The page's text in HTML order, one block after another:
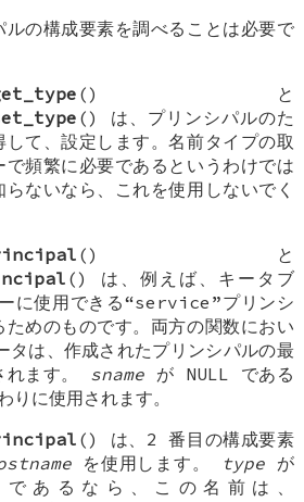
の構成要素を調べることは必要で
() と
() は、プリンシパルのた
て、設定します。名前タイプの取
で頻繁に必要であるというわけでは
ないなら、これを使用しないでく
() と
() は、例えば、キータブ
に使用できる“service”プリンシ
めのものです。両方の関数におい
タは、作成されたプリンシパルの最
れます。 sname が NULL である
に使用されます。
() は、2 番目の構成要素
を使用します。 typeが
であるなら、この名前は、